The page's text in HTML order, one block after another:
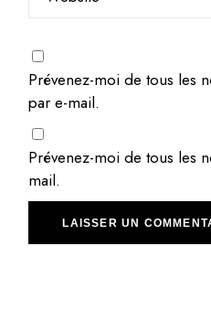
Prévenez-moi de tous les
par e-mail.
Prévenez-moi de tous les
mail.
LAISSER UN